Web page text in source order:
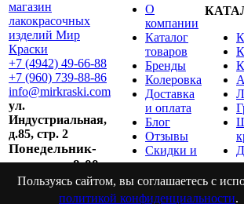
Пользуясь сайтом, вы соглашаетесь с
политикой конфиденциальности.
+7 (4942) 49-66-88
+7 (960) 739-88-86
info@mirkraski.com
ул.
Индустриальная,
д.85, стр. 2
Понедельник-
пятница с 8:00
до 17:00
О
компании
Каталог
товаров
Бренды
Колеровка
Доставка
и оплата
Блог
Отзывы
Скидки и
акции
Контакты